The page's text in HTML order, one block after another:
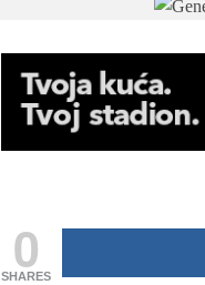
0
SHARES